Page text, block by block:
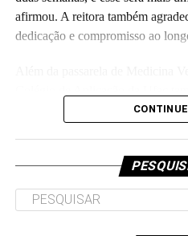
Leia Mais: UFAC
afirmou. A reitora também
dedicação e compromisso ao
e deve ser entregue em breve.